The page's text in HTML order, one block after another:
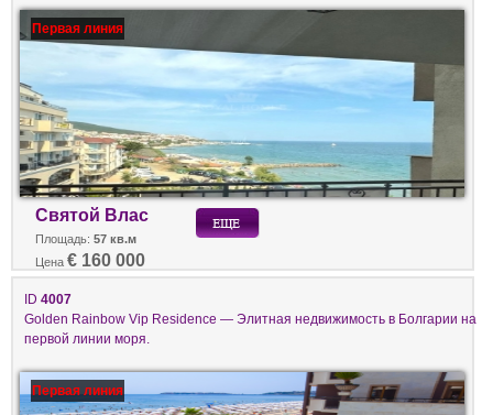
Первая линия
Святой Влас
Площадь: 57 кв.м
Цена € 160 000
ID 4007
Golden Rainbow Vip Residence — Элитная недвижимость в Болгарии на
первой линии моря.
Первая линия